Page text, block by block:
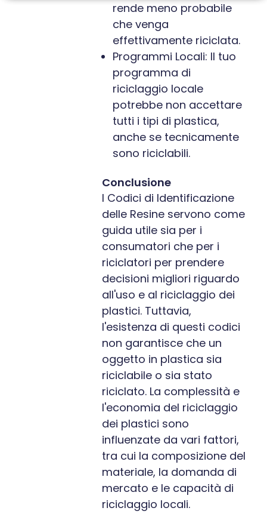
rende meno probabile
che venga
effettivamente riciclata.
Programmi Locali: Il tuo
programma di
riciclaggio locale
potrebbe non accettare
tutti i tipi di plastica,
anche se tecnicamente
sono riciclabili.
Conclusione
I Codici di Identificazione
delle Resine servono come
guida utile sia per i
consumatori che per i
riciclatori per prendere
decisioni migliori riguardo
all'uso e al riciclaggio dei
plastici. Tuttavia,
l'esistenza di questi codici
non garantisce che un
oggetto in plastica sia
riciclabile o sia stato
riciclato. La complessità e
l'economia del riciclaggio
dei plastici sono
influenzate da vari fattori,
tra cui la composizione del
materiale, la domanda di
mercato e le capacità di
riciclaggio locali.